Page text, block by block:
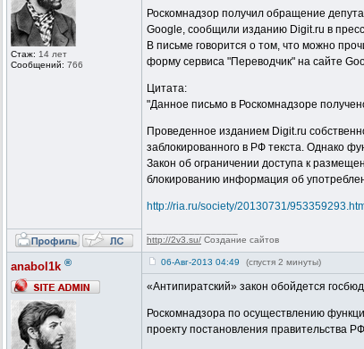
Стаж: 14 лет
Сообщений: 766
Роскомнадзор получил обращение
Google, сообщили изданию Digit.ru в
В письме говорится о том, что можно
форму сервиса "Переводчик" на сайте
Цитата:
"Данное письмо в Роскомнадзоре
Проведенное изданием Digit.ru
заблокированного в РФ текста. Однако
Закон об ограничении доступа к
блокированию информация об
http://ria.ru/society/20130731/
http://2v3.su/ Создание сайтов
anabol1k ® 06-Авг-2013 04:49 (спустя 2 минуты)
«Антипиратский» закон обойдется
Роскомнадзора по осуществлению
проекту постановления правительства